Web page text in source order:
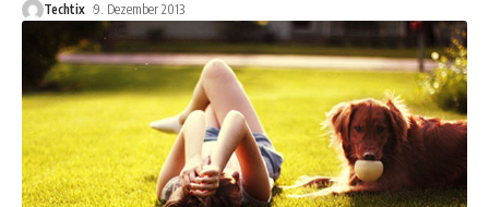
Techtix 9. Dezember 2013